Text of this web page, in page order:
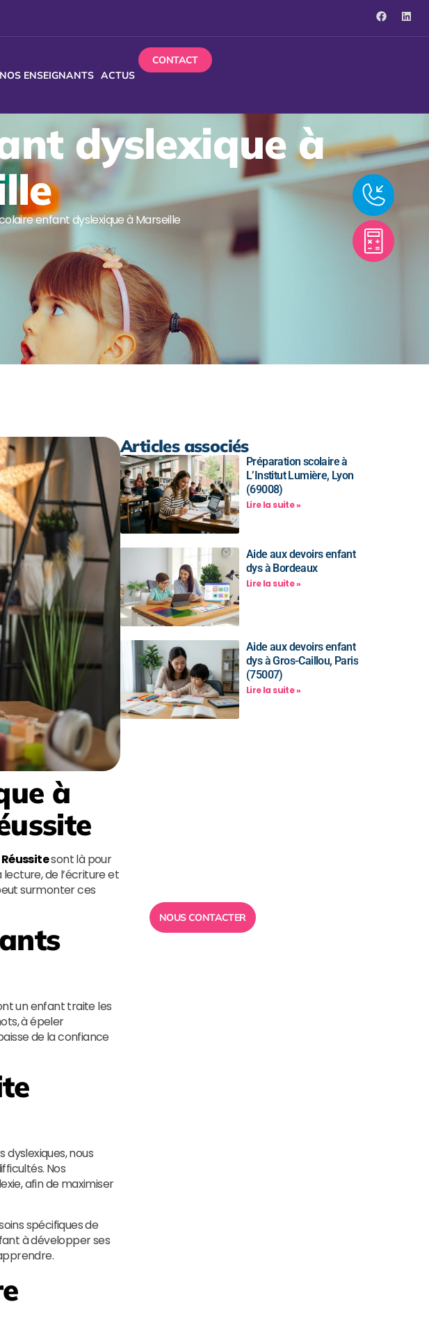
NOS ENSEIGNANTS ACTUS
CONTACT
dyslexique à
enfant dyslexique à Marseille
à
Réussitesont là pour
lecture, de l’écriture et
surmonter ces
un enfant traite les
à épeler
de la confiance
nous
Nos
afin de maximiser
spécifiques de
à développer ses
Articles associés
Préparation scolaire à
L’Institut Lumière, Lyon
(69008)
Lire la suite »
Aide aux devoirs enfant
dys à Bordeaux
Lire la suite »
Aide aux devoirs enfant
dys à Gros-Caillou, Paris
(75007)
Lire la suite »
NOUS CONTACTER